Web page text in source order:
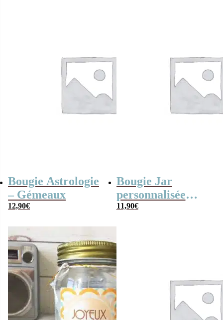
Bougie Astrologie
– Gémeaux
12,90€
Bougie Jar
personnalisée
“Joyeux
11,90€